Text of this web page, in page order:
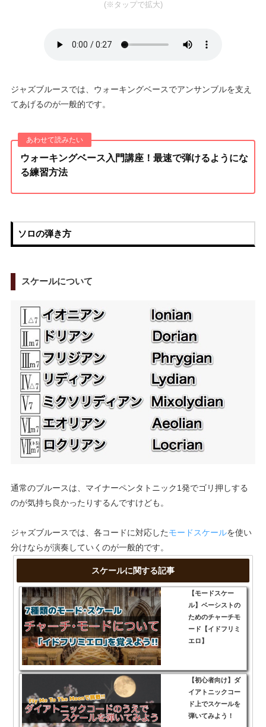
(※タップで拡大)
ジャズブルースでは、ウォーキングベースでアンサンブルを支え
てあげるのが一般的です。
ウォーキングベース入門講座！最速で弾けるようにな
る練習方法
ソロの弾き方
スケールについて
通常のブルースは、マイナーペンタトニック1発でゴリ押しする
のが気持ち良かったりするんですけども。
ジャズブルースでは、各コードに対応したモードスケールを使い
分けならが演奏していくのが一般的です。
スケールに関する記事
【モードスケー
ル】ベーシストの
ためのチャーチモ
ード【イドフリミ
エロ】
【初心者向け】ダ
イアトニックコー
ド上でスケールを
弾いてみよう！